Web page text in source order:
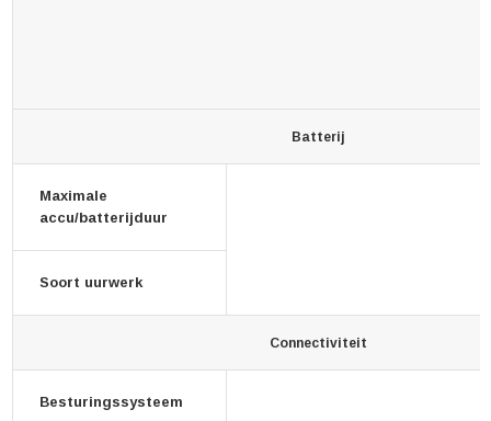
Batterij
Maximale
accu/batterijduur
Soort uurwerk
Connectiviteit
Besturingssysteem